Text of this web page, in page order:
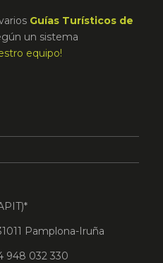
Guías Turísticos de
un sistema
equipo!
Pamplona-Iruña
948 032 330